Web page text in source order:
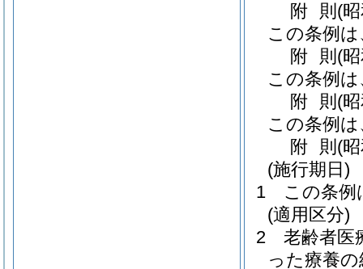
附 則 (
この条例
附 則 (
この条例
附 則 (
この条例
附 則 (
(施行期日)
1
この条例
(適用区分)
2
老齢者医
った療養